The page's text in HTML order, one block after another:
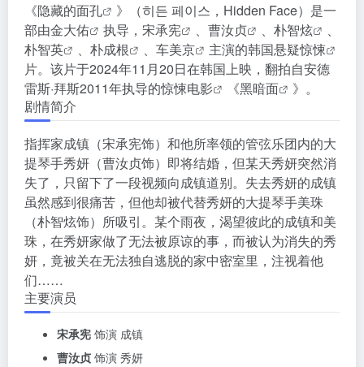
《隐藏的面孔
》（히든 페이스，Hidden Face）是一
部由金大佑 执导， 宋承宪 、 曹汝贞 、 朴智炫
、
朴智英
、 朴成根 、 车美京 主演的韩国悬疑惊悚
片。该片于2024年11月20日在韩国上映，翻拍自安德
雷斯·拜斯2011年执导的惊悚电影 《黑暗面
》。
剧情简介
指挥家成镇（宋承宪饰）和他所率领的管弦乐团内的大
提琴手秀妍（曹汝贞饰）即将结婚，但某天秀妍突然消
失了，只留下了一段视频向成镇道别。失去秀妍的成镇
虽然感到很痛苦，但他却被代替秀妍的大提琴手美珠
（朴智炫饰）所吸引。某个雨夜，渴望彼此的成镇和美
珠，在秀妍家做了无法被原谅的事，而被认为消失的秀
妍，竟被关在无法独自逃脱的家中密室里，注视着他
们……
主要演员
宋承宪 饰演 成镇
曹汝贞 饰演 秀妍